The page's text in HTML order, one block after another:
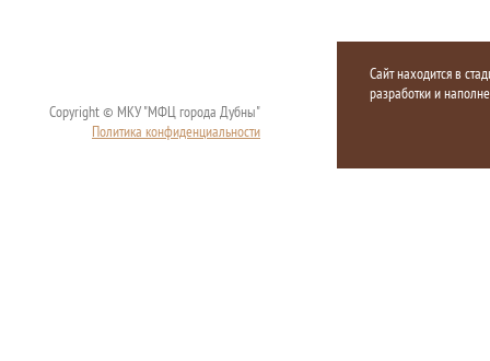
Copyright © МКУ "МФЦ города Дубны"
Политика конфиденциальности
Сайт находится в
разработки и